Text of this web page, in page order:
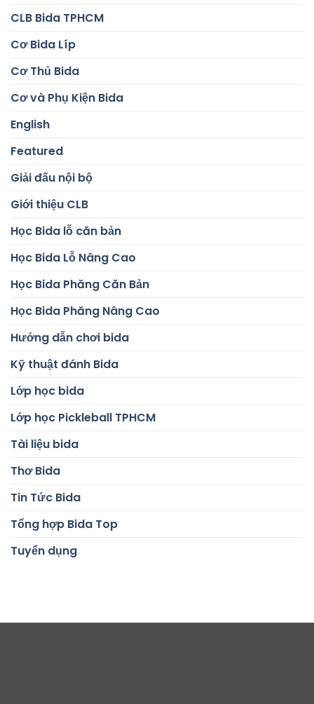
CLB Bida TPHCM
Cơ Bida Líp
Cơ Thủ Bida
Cơ và Phụ Kiện Bida
English
Featured
Giải đấu nội bộ
Giới thiệu CLB
Học Bida lỗ căn bản
Học Bida Lỗ Nâng Cao
Học Bida Phăng Căn Bản
Học Bida Phăng Nâng Cao
Hướng dẫn chơi bida
Kỹ thuật đánh Bida
Lớp học bida
Lớp học Pickleball TPHCM
Tài liệu bida
Thơ Bida
Tin Tức Bida
Tổng hợp Bida Top
Tuyển dụng